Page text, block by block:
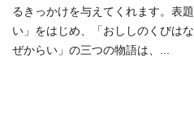
るきっかけを与えてくれます。表
い」をはじめ、「おししのくびは
ぜからい」の三つの物語は、...